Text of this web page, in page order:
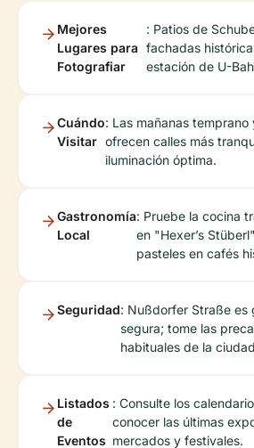
Mejores
Lugares para
Fotografiar
: Patios de
fachadas
estación de U-
Cuándo
Visitar
: Las mañanas temprano
ofrecen calles más
iluminación óptima.
Gastronomía
Local
: Pruebe la cocina
en "Hexer’s
pasteles en cafés
Seguridad: Nußdorfer Straße es
segura; tome las
habituales de la
Listados
de
Eventos
: Consulte los
conocer las últimas
mercados y festivales.